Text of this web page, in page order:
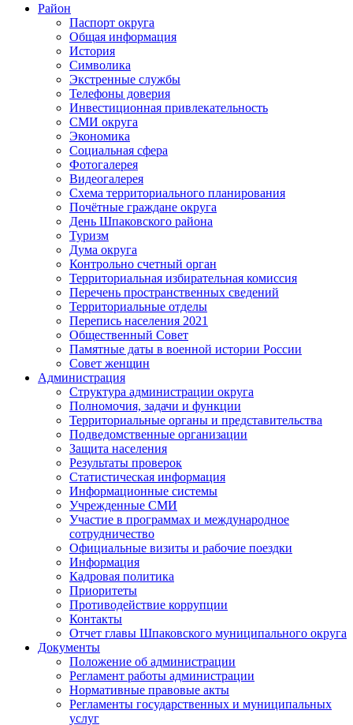
Район
Паспорт округа
Общая информация
История
Символика
Экстренные службы
Телефоны доверия
Инвестиционная привлекательность
СМИ округа
Экономика
Социальная сфера
Фотогалерея
Видеогалерея
Схема территориального планирования
Почётные граждане округа
День Шпаковского района
Туризм
Дума округа
Контрольно счетный орган
Территориальная избирательная комиссия
Перечень пространственных сведений
Территориальные отделы
Перепись населения 2021
Общественный Совет
Памятные даты в военной истории России
Совет женщин
Администрация
Структура администрации округа
Полномочия, задачи и функции
Территориальные органы и представительства
Подведомственные организации
Защита населения
Результаты проверок
Статистическая информация
Информационные системы
Учрежденные СМИ
Участие в программах и международное
сотрудничество
Официальные визиты и рабочие поездки
Информация
Кадровая политика
Приоритеты
Противодействие коррупции
Контакты
Отчет главы Шпаковского муниципального округа
Документы
Положение об администрации
Регламент работы администрации
Нормативные правовые акты
Регламенты государственных и муниципальных
услуг